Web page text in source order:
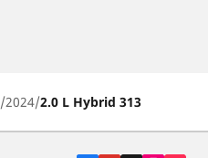
2024 2.0 L Hybrid 313